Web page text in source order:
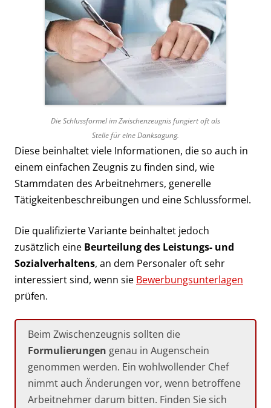
Die Schlussformel im Zwischenzeugnis fungiert oft als
Stelle für eine Danksagung.
Diese beinhaltet viele Informationen, die so auch in
einem einfachen Zeugnis zu finden sind, wie
Stammdaten des Arbeitnehmers, generelle
Tätigkeitenbeschreibungen und eine Schlussformel.
Die qualifizierte Variante beinhaltet jedoch
zusätzlich eine Beurteilung des Leistungs- und
Sozialverhaltens, an dem Personaler oft sehr
interessiert sind, wenn sie Bewerbungsunterlagen
prüfen.
Beim Zwischenzeugnis sollten die
Formulierungen genau in Augenschein
genommen werden. Ein wohlwollender Chef
nimmt auch Änderungen vor, wenn betroffene
Arbeitnehmer darum bitten. Finden Sie sich